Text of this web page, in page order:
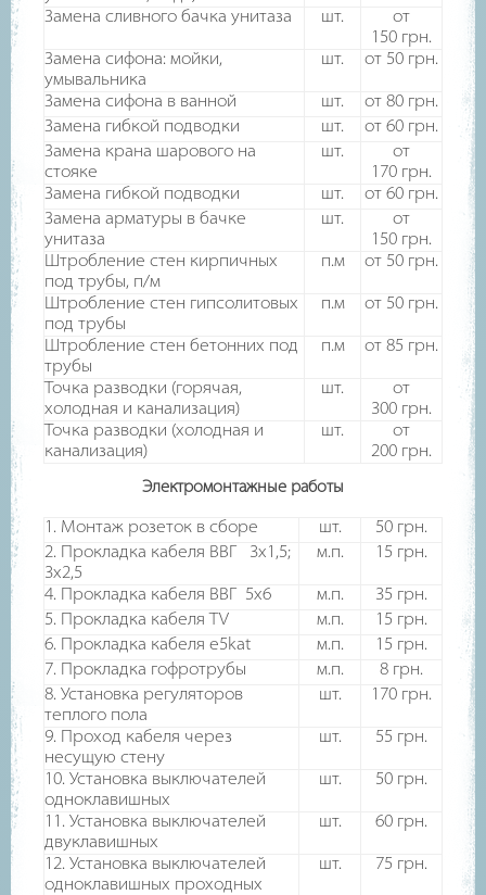
Замена сливного бачка унитаза
шт.
от
150 грн.
Замена сифона: мойки,
умывальника
шт. от 50 грн.
Замена сифона в ванной шт. от 80 грн.
Замена гибкой подводки
шт. от 60 грн.
Замена крана шарового на
стояке
шт.
от
170 грн.
Замена гибкой подводки
шт. от 60 грн.
Замена арматуры в бачке
унитаза
шт.
от
150 грн.
Штробление стен кирпичных
под трубы, п/м
п.м от 50 грн.
Штробление стен гипсолитовых
под трубы
п.м от 50 грн.
Штробление стен бетонних под
трубы
п.м от 85 грн.
Точка разводки (горячая,
холодная и канализация)
шт.
от
300 грн.
Точка разводки (холодная и
канализация)
шт.
от
200 грн.
Электромонтажные работы
1. Монтаж розеток в сборе шт. 50 грн.
2. Прокладка кабеля ВВГ 3х1,5;
3х2,5
м.п. 15 грн.
4. Прокладка кабеля ВВГ 5х6 м.п. 35 грн.
5. Прокладка кабеля TV
м.п. 15 грн.
6. Прокладка кабеля e5kat
м.п. 15 грн.
7. Прокладка гофротрубы
м.п. 8 грн.
8. Установка регуляторов
теплого пола
шт. 170 грн.
9. Проход кабеля через
несущую стену
шт. 55 грн.
10. Установка выключателей
одноклавишных
шт. 50 грн.
11. Установка выключателей
двуклавишных
шт. 60 грн.
12. Установка выключателей
одноклавишных проходных
шт. 75 грн.